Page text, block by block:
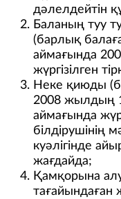
дәлелдейтін
Баланың туу
(барлық
аймағында
жүргізілген
Неке қиюды
2008 жылдың
аймағында
білдірушінің
куәлігінде
жағдайда;
Қамқорына
тағайындаған